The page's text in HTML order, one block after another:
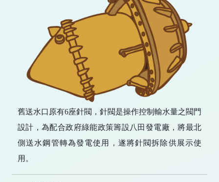
舊送水口原有6座針閥，針閥是操作控制輸水量之閥門
設計，為配合政府綠能政策籌設八田發電廠，將最北
側送水鋼管轉為發電使用，遂將針閥拆除供展示使
用。